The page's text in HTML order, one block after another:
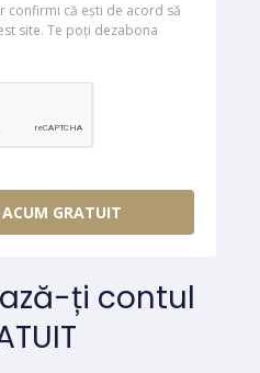
confirmi că ești de acord să
site. Te poți dezabona
GRATUIT
ți contul